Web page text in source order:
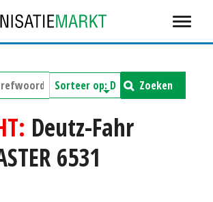
Zoeken
Deutz-Fahr
6531